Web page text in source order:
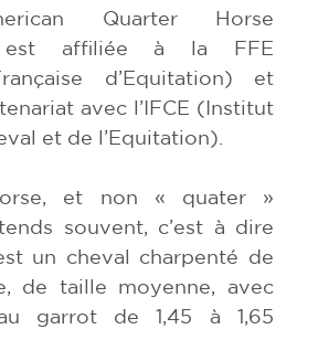
Quarter Horse
est affiliée à la FFE
d’Equitation) et
avec l’IFCE (Institut
et de l’Equitation).
et non « quater »
souvent, c’est à dire
un cheval charpenté de
de taille moyenne, avec
garrot de 1,45 à 1,65